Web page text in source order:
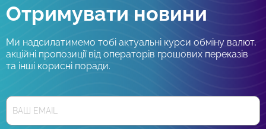
Отримувати новини
Ми надсилатимемо тобі актуальні курси обміну валют,
акційні пропозиції від операторів грошових переказів
та інші корисні поради.